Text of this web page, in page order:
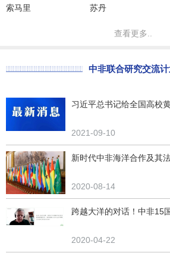
索马里 苏丹
查看更多..
中非联合研究交流计
习近平总书记给全国高校
2021-09-10
新时代中非海洋合作及其
2020-08-14
跨越大洋的对话！中非15
2020-04-22